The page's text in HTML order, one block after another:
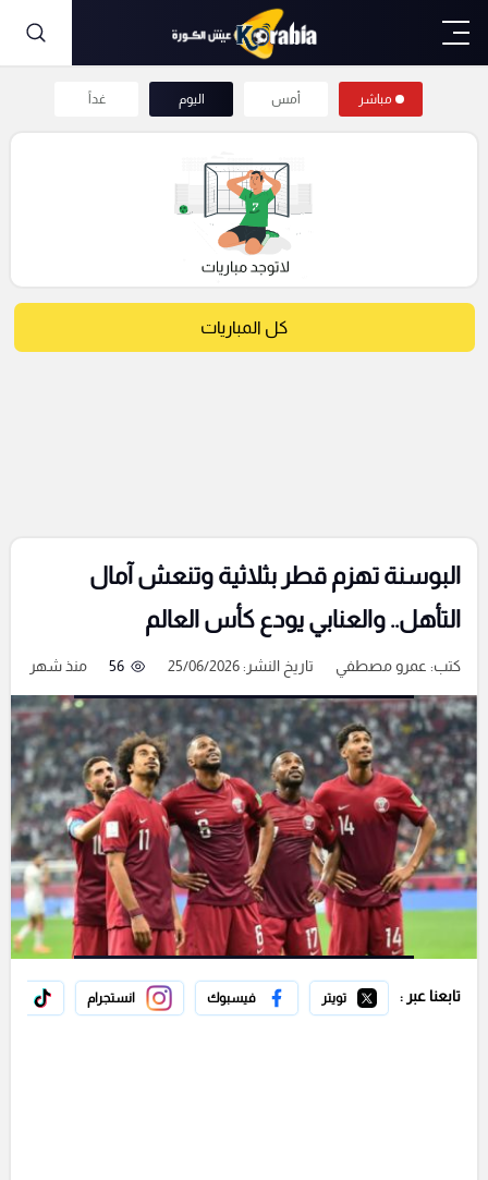
مباشر أمس اليوم غداً
كل المباريات
البوسنة تهزم قطر بثلاثية وتنعش آمال
التأهل.. والعنابي يودع كأس العالم
كتب: عمرو مصطفي تاريخ النشر: 25/06/2026 56 منذ شهر
تابعنا عبر : تويتر فيسبوك انستجرام